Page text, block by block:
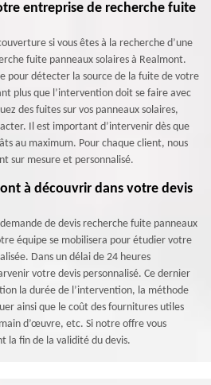
entreprise de recherche fuite
si vous êtes à la recherche d’une
fuite panneaux solaires à Realmont.
pour détecter la source de la fuite de votre
plus que l’intervention doit se faire avec
des fuites sur vos panneaux solaires,
Il est important d’intervenir dès que
au maximum. Pour chaque client, nous
sur mesure et personnalisé.
à découvrir dans votre devis
de devis recherche fuite panneaux
équipe se mobilisera pour étudier votre
Dans un délai de 24 heures
votre devis personnalisé. Ce dernier
la durée de l’intervention, la méthode
ainsi que le coût des fournitures utiles
d’œuvre, etc. Si notre offre vous
la fin de la validité du devis.